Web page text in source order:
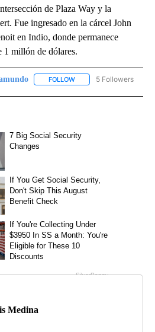
de Plaza Way y la
Fue ingresado en la cárcel John
en Indio, donde permanece
1 millón de dólares.
FOLLOW FOLLOW5 Followers
Medina